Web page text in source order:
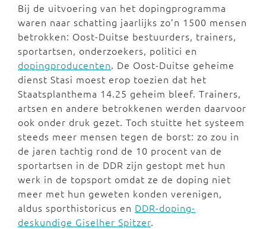
Bij de uitvoering van het dopingprogramma
waren naar schatting jaarlijks zo’n 1500 mensen
betrokken: Oost-Duitse bestuurders, trainers,
sportartsen, onderzoekers, politici en
dopingproducenten. De Oost-Duitse geheime
dienst Stasi moest erop toezien dat het
Staatsplanthema 14.25 geheim bleef. Trainers,
artsen en andere betrokkenen werden daarvoor
ook onder druk gezet. Toch stuitte het systeem
steeds meer mensen tegen de borst: zo zou in
de jaren tachtig rond de 10 procent van de
sportartsen in de DDR zijn gestopt met hun
werk in de topsport omdat ze de doping niet
meer met hun geweten konden verenigen,
aldus sporthistoricus en DDR-doping-
deskundige Giselher Spitzer.